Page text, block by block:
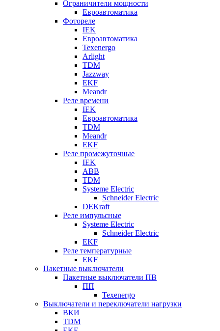
Ограничители мощности
Евроавтоматика
Фотореле
IEK
Евроавтоматика
Texenergo
Arlight
TDM
Jazzway
EKF
Meandr
Реле времени
IEK
Евроавтоматика
TDM
Meandr
EKF
Реле промежуточные
IEK
ABB
TDM
Systeme Electric
Schneider Electric
DEKraft
Реле импульсные
Systeme Electric
Schneider Electric
EKF
Реле температурные
EKF
Пакетные выключатели
Пакетные выключатели ПВ
ПП
Texenergo
Выключатели и переключатели нагрузки
ВКИ
TDM